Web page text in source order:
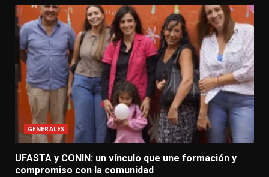
GENERALES
UFASTA y CONIN: un vínculo que une formación y
compromiso con la comunidad